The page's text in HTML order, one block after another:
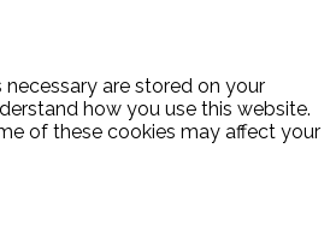
are stored on your
how you use this website.
of these cookies may affect your